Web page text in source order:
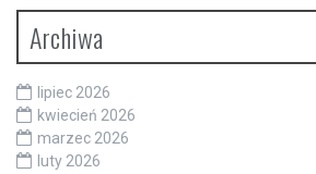
Archiwa
lipiec 2026
kwiecień 2026
marzec 2026
luty 2026